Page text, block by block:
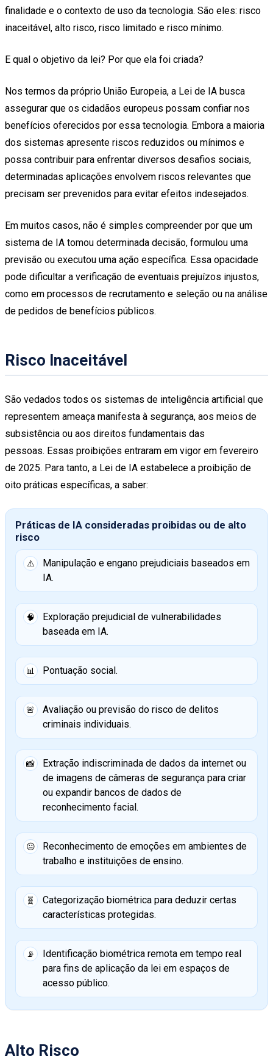
finalidade e o contexto de uso da tecnologia. São eles: risco
inaceitável, alto risco, risco limitado e risco mínimo.
E qual o objetivo da lei? Por que ela foi criada?
Nos termos da próprio União Europeia, a Lei de IA busca
assegurar que os cidadãos europeus possam confiar nos
benefícios oferecidos por essa tecnologia. Embora a maioria
dos sistemas apresente riscos reduzidos ou mínimos e
possa contribuir para enfrentar diversos desafios sociais,
determinadas aplicações envolvem riscos relevantes que
precisam ser prevenidos para evitar efeitos indesejados.
Em muitos casos, não é simples compreender por que um
sistema de IA tomou determinada decisão, formulou uma
previsão ou executou uma ação específica. Essa opacidade
pode dificultar a verificação de eventuais prejuízos injustos,
como em processos de recrutamento e seleção ou na análise
de pedidos de benefícios públicos.
Risco Inaceitável
São vedados todos os sistemas de inteligência artificial que
representem ameaça manifesta à segurança, aos meios de
subsistência ou aos direitos fundamentais das
pessoas. Essas proibições entraram em vigor em fevereiro
de 2025. Para tanto, a Lei de IA estabelece a proibição de
oito práticas específicas, a saber:
Práticas de IA consideradas proibidas ou de alto
risco
⚠️
Manipulação e engano prejudiciais baseados em
IA.
🧠
Exploração prejudicial de vulnerabilidades
baseada em IA.
📊 Pontuação social.
🚨
Avaliação ou previsão do risco de delitos
criminais individuais.
📸
Extração indiscriminada de dados da internet ou
de imagens de câmeras de segurança para criar
ou expandir bancos de dados de
reconhecimento facial.
😐
Reconhecimento de emoções em ambientes de
trabalho e instituições de ensino.
🧬
Categorização biométrica para deduzir certas
características protegidas.
📡
Identificação biométrica remota em tempo real
para fins de aplicação da lei em espaços de
acesso público.
Alto Risco